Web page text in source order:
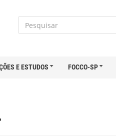
E ESTUDOS FOCCO-SP